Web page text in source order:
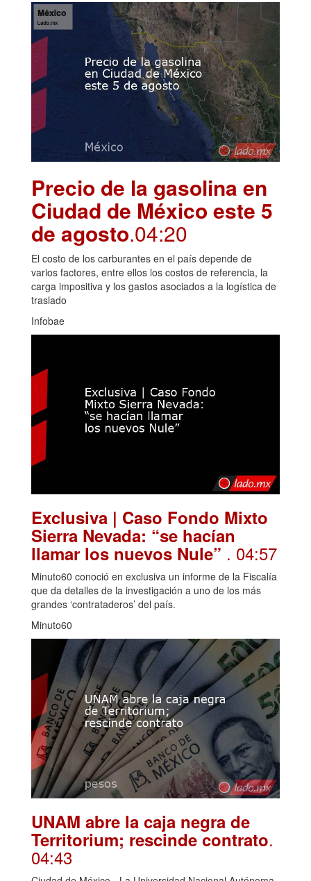
Precio de la gasolina en
Ciudad de México este 5
de agosto.04:20
El costo de los carburantes en el país depende de
varios factores, entre ellos los costos de referencia, la
carga impositiva y los gastos asociados a la logística de
traslado
Infobae
Exclusiva | Caso Fondo Mixto
Sierra Nevada: “se hacían
llamar los nuevos Nule” . 04:57
Minuto60 conoció en exclusiva un informe de la Fiscalía
que da detalles de la investigación a uno de los más
grandes ‘contrataderos’ del país.
Minuto60
UNAM abre la caja negra de
Territorium; rescinde contrato.
04:43